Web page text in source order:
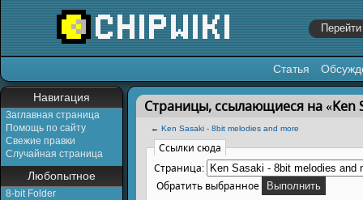
Статья
Навигация
Заглавная страница
Помощь по сайту
Свежие правки
Случайная страница
Любопытное
8-bit Folder
Перейти к:навигация,поиск
Страницы, ссылающиеся на «Ken
← Ken Sasaki - 8bit melodies and more
Ссылки сюда
Страница:
Обратить выбранное